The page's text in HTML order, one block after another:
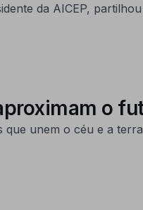
da AICEP,
o
que unem o céu e a